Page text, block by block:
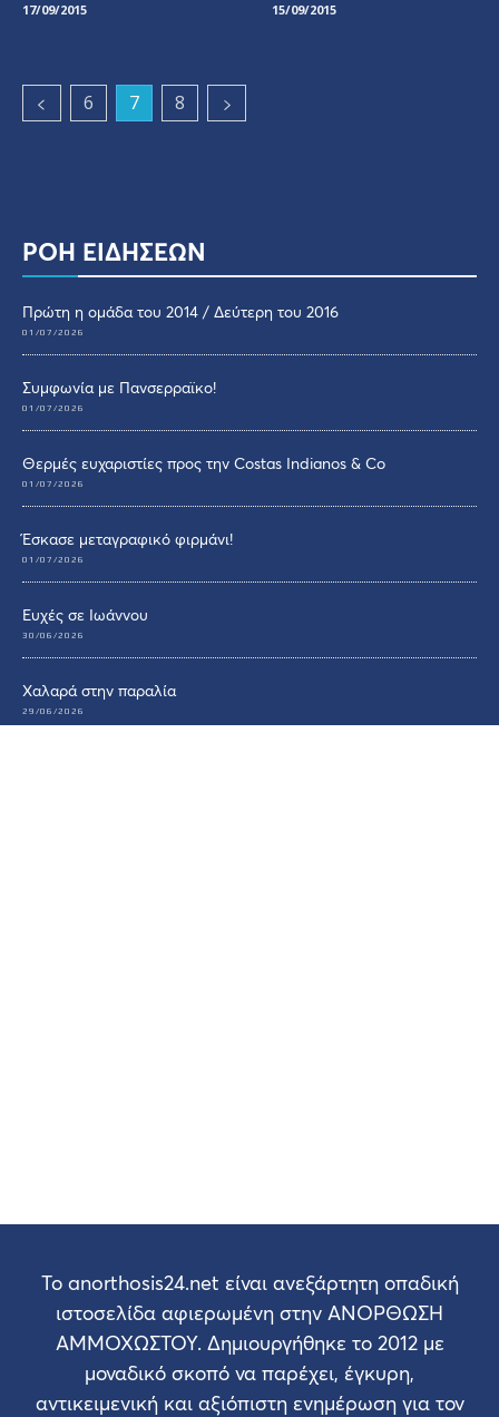
17/09/2015 15/09/2015
6 7 8
ΡΟΗ ΕΙΔΗΣΕΩΝ
Πρώτη η ομάδα του 2014 / Δεύτερη του 2016
01/07/2026
Συμφωνία με Πανσερραϊκο!
01/07/2026
Θερμές ευχαριστίες προς την Costas Indianos & Co
01/07/2026
Έσκασε μεταγραφικό φιρμάνι!
01/07/2026
Ευχές σε Ιωάννου
30/06/2026
Χαλαρά στην παραλία
29/06/2026
Το anorthosis24.net είναι ανεξάρτητη οπαδική
ιστοσελίδα αφιερωμένη στην ΑΝΟΡΘΩΣΗ
ΑΜΜΟΧΩΣΤΟΥ. Δημιουργήθηκε το 2012 με
μοναδικό σκοπό να παρέχει, έγκυρη,
αντικειμενική και αξιόπιστη ενημέρωση για τον